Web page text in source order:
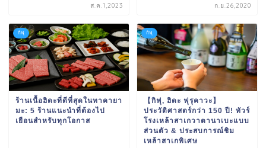
ส.ค.1,2023 ก.ย.26,2020
กิฟุ
ร้านเนื้อฮิดะที่ดีที่สุดในทาคายา
มะ: 5 ร้านแนะนำที่ต้องไป
เยือนสำหรับทุกโอกาส
กิฟุ
【กิฟุ, ฮิดะ ฟุรุคาวะ】
ประวัติศาสตร์กว่า 150 ปี! ทัวร์
โรงเหล้าสาเกวาตานาเบะแบบ
ส่วนตัว & ประสบการณ์ชิม
เหล้าสาเกพิเศษ